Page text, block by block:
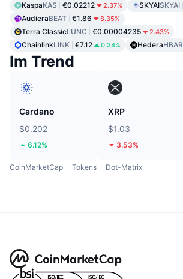
KaspaKAS €0.02212 2.37% SKYAISKYAI
AudieraBEAT €1.86 8.35%
Terra ClassicLUNC €0.00004235 2.43%
ChainlinkLINK €7.12 0.34% HederaHBAR
Im Trend
Cardano
$0.202
6.12%
XRP
$1.03
3.53%
CoinMarketCap Tokens Dot-Matrix